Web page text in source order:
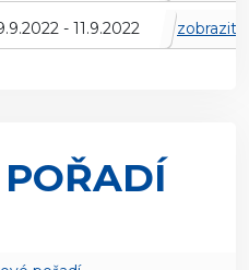
- 11.9.2022 zobrazit